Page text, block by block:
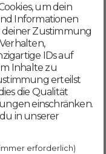
du,
um dein
Informationen
deiner Zustimmung
IDs auf
Inhalte zu
erteilst
die Qualität
einschränken.
in unserer
erforderlich)